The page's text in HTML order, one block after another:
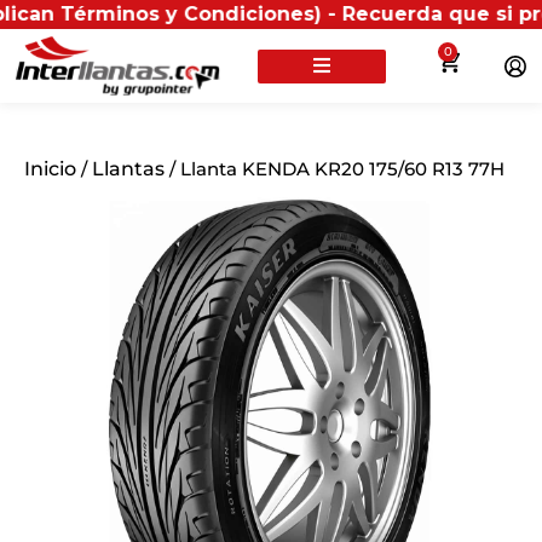
y Condiciones) - Recuerda que si
0
Inicio / Llantas / Llanta KENDA KR20 175/60 R13 77H